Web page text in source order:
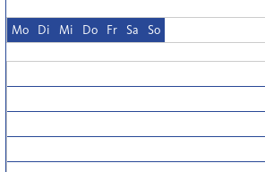
Mo Di Mi Do Fr Sa So